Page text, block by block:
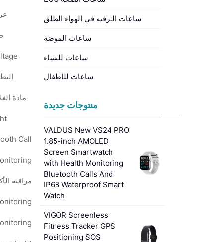
مادة
ساعات الترفيه في الهواء الطلق
ساعات الموضة
ساعات للنساء
ساعات للأطفال
منتوجات جديدة
VALDUS New VS24 PRO
1.85-inch AMOLED
Screen Smartwatch
with Health Monitoring
Bluetooth Calls And
IP68 Waterproof Smart
Watch
VIGOR Screenless
Fitness Tracker GPS
Positioning SOS